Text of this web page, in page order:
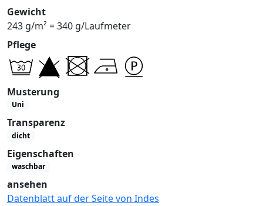
Gewicht
243 g/m² = 340 g/Laufmeter
Pflege
Musterung
Uni
Transparenz
dicht
Eigenschaften
waschbar
ansehen
Datenblatt auf der Seite von Indes